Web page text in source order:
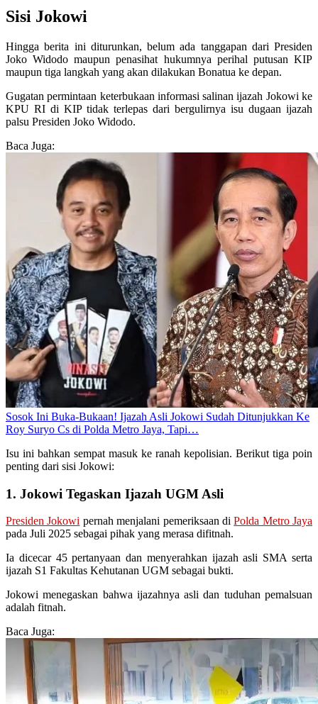
Sisi Jokowi
Hingga berita ini diturunkan, belum ada tanggapan dari Presiden
Joko Widodo maupun penasihat hukumnya perihal putusan KIP
maupun tiga langkah yang akan dilakukan Bonatua ke depan.
Gugatan permintaan keterbukaan informasi salinan ijazah Jokowi ke
KPU RI di KIP tidak terlepas dari bergulirnya isu dugaan ijazah
palsu Presiden Joko Widodo.
Baca Juga:
Sosok Ini Buka-Bukaan! Ijazah Asli Jokowi Sudah Ditunjukkan Ke
Roy Suryo Cs di Polda Metro Jaya, Tapi…
Isu ini bahkan sempat masuk ke ranah kepolisian. Berikut tiga poin
penting dari sisi Jokowi:
1. Jokowi Tegaskan Ijazah UGM Asli
Presiden Jokowi pernah menjalani pemeriksaan diPolda Metro Jaya
pada Juli 2025 sebagai pihak yang merasa difitnah.
Ia dicecar 45 pertanyaan dan menyerahkan ijazah asli SMA serta
ijazah S1 Fakultas Kehutanan UGM sebagai bukti.
Jokowi menegaskan bahwa ijazahnya asli dan tuduhan pemalsuan
adalah fitnah.
Baca Juga: